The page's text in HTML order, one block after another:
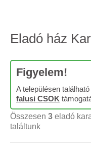
Eladó ház
Figyelem!
A településen
falusi CSOK
Összesen 3 eladó
találtunk